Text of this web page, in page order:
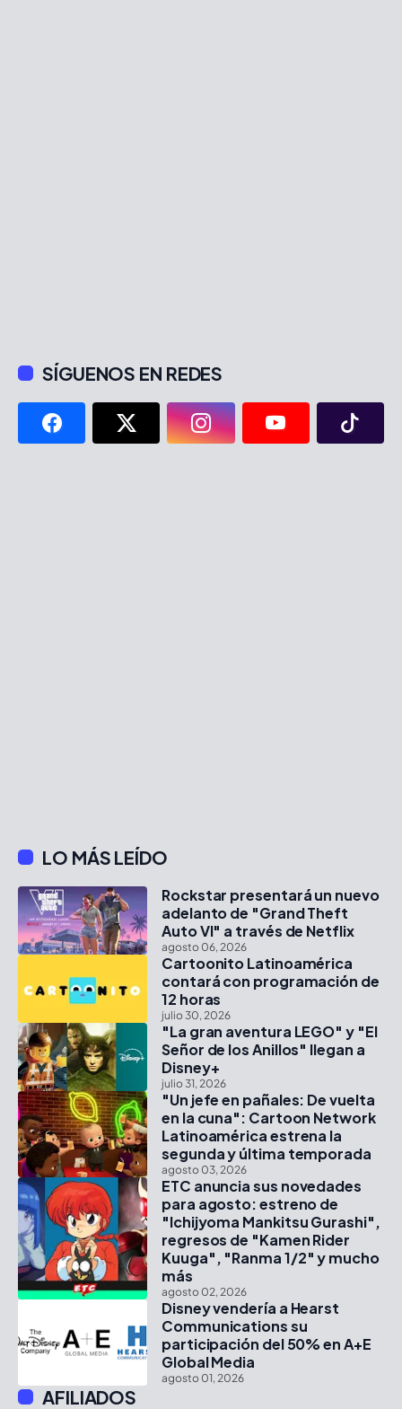
SÍGUENOS EN REDES
LO MÁS LEÍDO
Rockstar presentará un nuevo
adelanto de "Grand Theft
Auto VI" a través de Netflix
agosto 06, 2026
Cartoonito Latinoamérica
contará con programación de
12 horas
julio 30, 2026
"La gran aventura LEGO" y "El
Señor de los Anillos" llegan a
Disney+
julio 31, 2026
"Un jefe en pañales: De vuelta
en la cuna": Cartoon Network
Latinoamérica estrena la
segunda y última temporada
agosto 03, 2026
ETC anuncia sus novedades
para agosto: estreno de
"Ichijyoma Mankitsu Gurashi",
regresos de "Kamen Rider
Kuuga", "Ranma 1/2" y mucho
más
agosto 02, 2026
Disney vendería a Hearst
Communications su
participación del 50% en A+E
Global Media
agosto 01, 2026
AFILIADOS